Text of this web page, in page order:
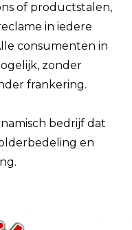
of productstalen,
in iedere
consumenten in
zonder
frankering.
bedrijf dat
en